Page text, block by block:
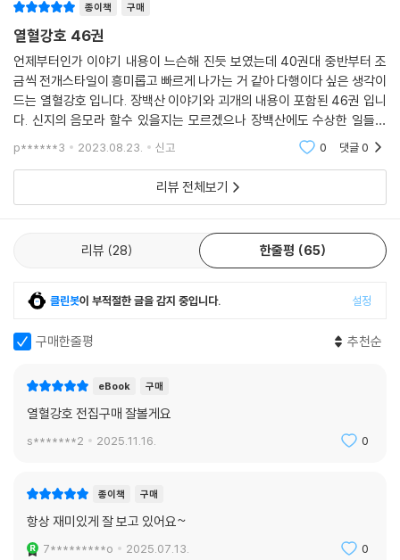
종이책 구매
열혈강호 46권
언제부터인가 이야기 내용이 느슨해 진듯 보였는데 40권대 중반부터 조
금씩 전개스타일이 흥미롭고 빠르게 나가는 거 같아 다행이다 싶은 생각이
드는 열혈강호 입니다. 장백산 이야기와 괴개의 내용이 포함된 46권 입니
다. 신지의 음모라 할수 있을지는 모르겠으나 장백산에도 수상한 일들이
벌어지기 시작하네요. 검황이 없는 자리에서 그의 산하에 있는 무림인들사
이에서도 내부 갈등
p******3 2023.08.23. 신고 0 댓글0
리뷰 전체보기
리뷰 28 한줄평 65
클린봇이 부적절한 글을 감지 중입니다. 설정
구매한줄평 추천순
eBook 구매
열혈강호 전집구매 잘볼게요
s*******2 2025.11.16. 0
종이책 구매
항상 재미있게 잘 보고 있어요~
7*********o 2025.07.13. 0